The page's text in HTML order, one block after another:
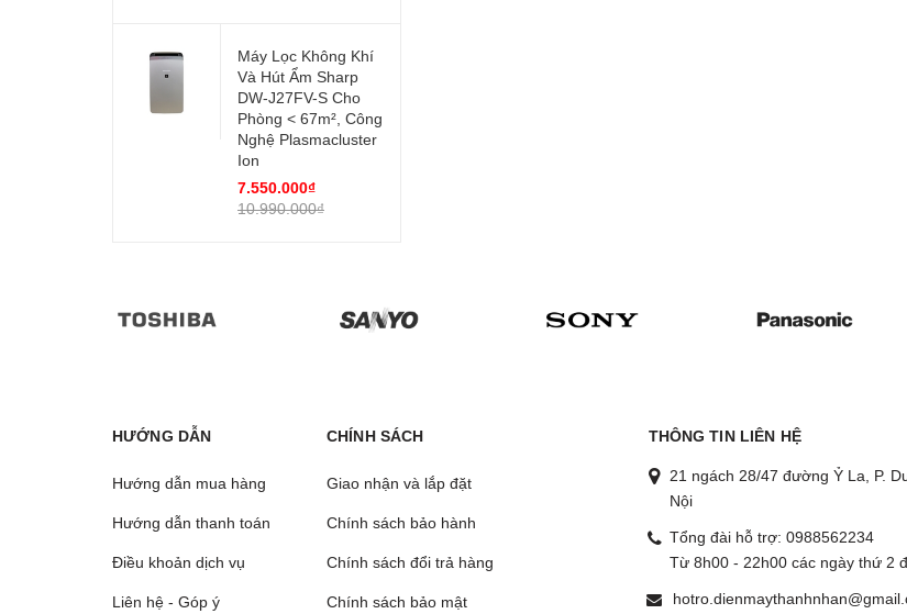
Máy Lọc Không Khí
Và Hút Ẩm Sharp
DW-J27FV-S Cho
Phòng < 67m², Công
Nghệ Plasmacluster
Ion
7.550.000₫
10.990.000₫
HƯỚNG DẪN
Hướng dẫn mua hàng
Hướng dẫn thanh toán
Điều khoản dịch vụ
Liên hệ - Góp ý
CHÍNH SÁCH
Giao nhận và lắp đặt
Chính sách bảo hành
Chính sách đổi trả hàng
Chính sách bảo mật
THÔNG TIN LIÊN HỆ
21 ngách 28/47 đường Ỷ La, P.
Nội
Tổng đài hỗ trợ: 0988562234
Từ 8h00 - 22h00 các ngày thứ 2